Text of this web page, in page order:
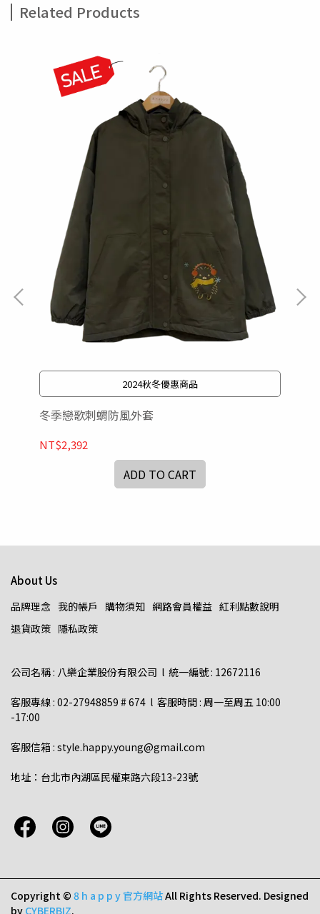
Related Products
2024秋冬優惠商品
冬季戀歌刺蝟防風外套
NT$2,392
ADD TO CART
About Us
品牌理念 我的帳戶 購物須知 網路會員權益 紅利點數說明
退貨政策 隱私政策
公司名稱 : 八樂企業股份有限公司  l  統一編號 : 12672116
客服專線 : 02-27948859 # 674  l  客服時間 : 周一至周五 10:00
-17:00
客服信箱 : style.happy.young@gmail.com
地址：台北市內湖區民權東路六段13-23號
Copyright © 8 h a p p y 官方網站All Rights Reserved. Designed
by CYBERBIZ.